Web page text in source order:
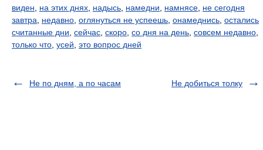
виден
на этих днях надысь намедни намнясе не сегодня
завтра
недавно оглянуться не успеешь онамеднись остались
считанные дни сейчас скоро со дня на день совсем недавно
только что усей это вопрос дней
Не по дням, а по часам Не добиться толку